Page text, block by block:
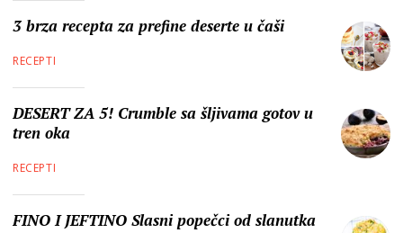
3 brza recepta za prefine deserte u čaši
RECEPTI
DESERT ZA 5! Crumble sa šljivama gotov u
tren oka
RECEPTI
FINO I JEFTINO Slasni popečci od slanutka